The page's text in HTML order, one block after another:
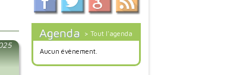
Agenda > Tout l'agenda
Aucun évènement.